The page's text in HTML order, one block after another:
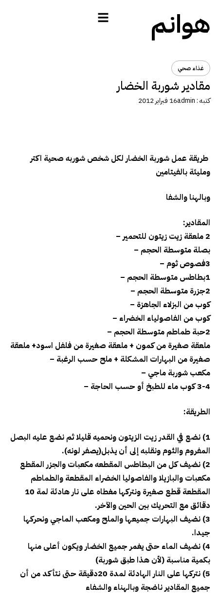
هوانم
غذاء صحي
مقادير شوربة الخضار
كتبه :admin16 فبراير 2012
طريقة عمل شوربة الخضار لكل شخص شوربه صحية اكتر
ومليئة بالفيتامين
وبالهنا والشفا
المقادير:
2 ملعقة زيت زيتون للتحمير –
بصلة متوسطة الحجم –
3فصوص ثوم –
1بطاطس متوسطة الحجم –
2جزرة متوسطة الحجم –
كوب من البزلاء الجاهزة –
كوب من الفاصولياء الخضراء –
2حبة طماطم متوسطة الحجم –
ملعقة صغيرة من كمون + ملعقة صغيرة من فلفل اسود+ ملعقة
صغيرة من البهارات المشكلة + ملح حسب الرغبة –
مكعب شوربة ماجي –
3-4 كوب ماء للطبخ أو حسب الحاجة –
الطريقة:
1) نضع في القدر زيت الزيتون ونحميه قليلا ثم نضع عليه البصل
المفروم والثوم ونقلبه إلى أن يذبل(يصفر لونه).
2) نضيف كل من البطاطس المقطعه مكعبات والجزر المقطع
مكعبات والبازيلا والفاصوليا الخضراء المقطعة والطماطم
المقطعة قطع صغيرة ونتركها مغطاه على نار هادئة لمة 10
دقائق مع التحريك بين الحين والآخر.
3) نضيف البهارات جميعها والملح ومكعب الماجي ونحركها
جيدا.
4) نضيف الماء حتى يغمر جميع الخضار ويكون أعلى منها
بكمية مناسبة (لأن هذا طبق شوربة)
5) نتركها على النار الهادئة لمدة 20دقيقة حتى نتأكد من أن
جميع المقادير ناضجة وبالهناء والشفاء